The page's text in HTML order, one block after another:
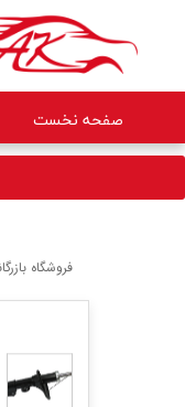
صفحه نخست
فروشگاه